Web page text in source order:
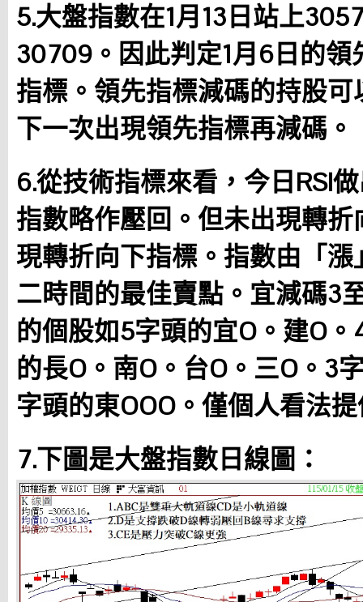
5.大盤指數在1月13日站上
30709。因此判定1月6日的
指標。領先指標減碼的持股
下一次出現領先指標再減碼。
6.從技術指標來看，今日RSI
指數略作壓回。但未出現轉
現轉折向下指標。指數由「
二時間的最佳賣點。宜減碼3
的個股如5字頭的宜O。建O
的長O。南O。台O。三O 。3
字頭的東OOO。僅個人看法
7.下圖是大盤指數日線圖：